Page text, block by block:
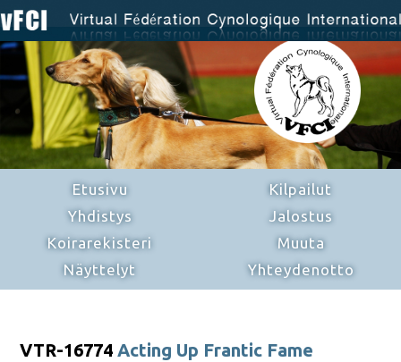
Etusivu
Yhdistys
Koirarekisteri
Näyttelyt
Kilpailut
Jalostus
Muuta
Yhteydenotto
VTR-16774Acting Up Frantic Fame